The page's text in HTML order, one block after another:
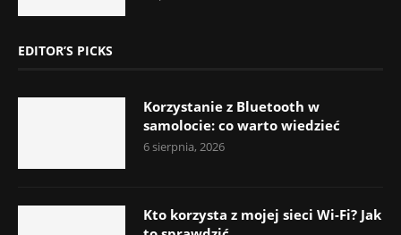
EDITOR’S PICKS
Korzystanie z Bluetooth w
samolocie: co warto wiedzieć
6 sierpnia, 2026
Kto korzysta z mojej sieci Wi-Fi? Jak